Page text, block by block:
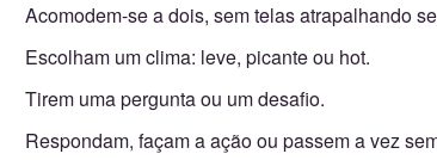
Acomodem-se a dois, sem telas atrapalhando
Escolham um clima: leve, picante ou hot.
Tirem uma pergunta ou um desafio.
Respondam, façam a ação ou passem a vez